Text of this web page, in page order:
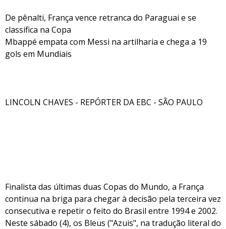
De pênalti, França vence retranca do Paraguai e se
classifica na Copa
Mbappé empata com Messi na artilharia e chega a 19
gols em Mundiais
LINCOLN CHAVES - REPÓRTER DA EBC - SÃO PAULO
Finalista das últimas duas Copas do Mundo, a França
continua na briga para chegar à decisão pela terceira vez
consecutiva e repetir o feito do Brasil entre 1994 e 2002.
Neste sábado (4), os Bleus ("Azuis", na tradução literal do